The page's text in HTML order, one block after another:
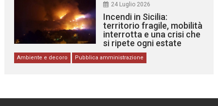
24 Luglio 2026
Incendi in Sicilia:
territorio fragile, mobilità
interrotta e una crisi che
si ripete ogni estate
Ambiente e decoro Pubblica amministrazione